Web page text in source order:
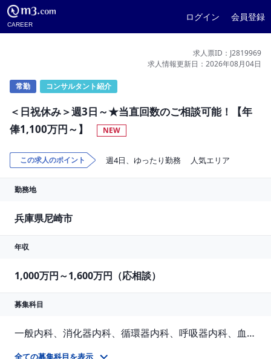
CAREER
ログイン 会員登録
求人票ID：J2819969
求人情報更新日：2026年08月04日
常勤 コンサルタント紹介
＜日祝休み＞週3日～★当直回数のご相談可能！【年
俸1,100万円～】
NEW
この求人のポイント 週4日、ゆったり勤務 人気エリア
勤務地
兵庫県尼崎市
年収
1,000万円～1,600万円（応相談）
募集科目
一般内科、消化器内科、循環器内科、呼吸器内科、血液内科、脳神経内科、内分泌内科、老人内科、その他
全ての募集科目を表示